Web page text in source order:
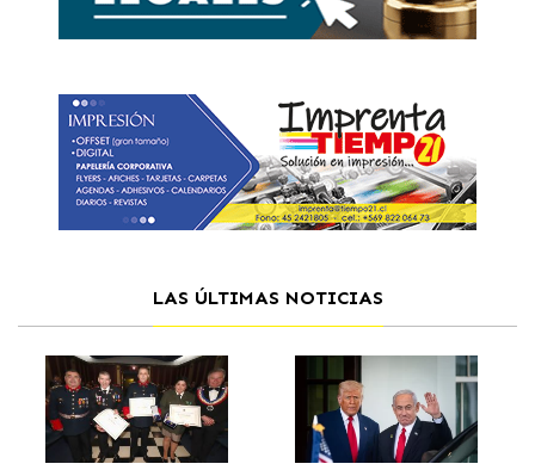
LAS ÚLTIMAS NOTICIAS